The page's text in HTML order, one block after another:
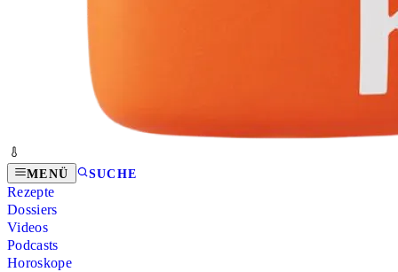
MENÜ SUCHE
Rezepte
Dossiers
Videos
Podcasts
Horoskope